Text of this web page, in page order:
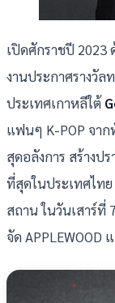
เปิดศักราชปี 2023
งานประกาศรางวั
ประเทศเกาหลีใต้
แฟนๆ K-POP จาก
สุดอลังการ สร้างป
ที่สุดในประเทศไท
สถาน ในวันเสาร์ที่
จัด APPLEWOOD